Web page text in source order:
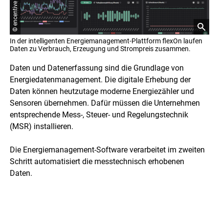
© encentive
In der intelligenten Energiemanagement-Plattform flexOn laufen
Daten zu Verbrauch, Erzeugung und Strompreis zusammen.
Daten und Datenerfassung sind die Grundlage von
Energiedatenmanagement. Die digitale Erhebung der
Daten können heutzutage moderne Energiezähler und
Sensoren übernehmen. Dafür müssen die Unternehmen
entsprechende Mess-, Steuer- und Regelungstechnik
(MSR) installieren.
Die Energiemanagement-Software verarbeitet im zweiten
Schritt automatisiert die messtechnisch erhobenen
Daten.